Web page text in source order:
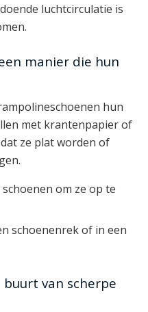
luchtcirculatie is
manier die hun
hun
met krantenpapier of
ze plat worden of
om ze op te
schoenenrek of in een
van scherpe